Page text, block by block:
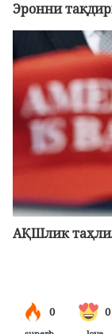
Эронни
АҚШлик